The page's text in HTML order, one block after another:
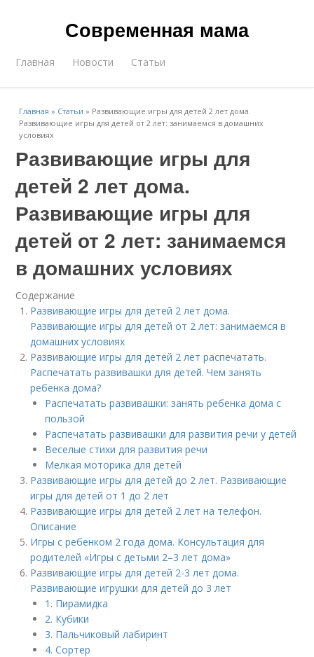
Современная мама
Главная Новости Статьи
Главная » Статьи » Развивающие игры для детей 2 лет дома.
Развивающие игры для детей от 2 лет: занимаемся в домашних
условиях
Развивающие игры для
детей 2 лет дома.
Развивающие игры для
детей от 2 лет: занимаемся
в домашних условиях
Содержание
Развивающие игры для детей 2 лет дома.
Развивающие игры для детей от 2 лет: занимаемся в
домашних условиях
Развивающие игры для детей 2 лет распечатать.
Распечатать развивашки для детей. Чем занять
ребенка дома?
Распечатать развивашки: занять ребенка дома с
пользой
Распечатать развивашки для развития речи у детей
Веселые стихи для развития речи
Мелкая моторика для детей
Развивающие игры для детей до 2 лет. Развивающие
игры для детей от 1 до 2 лет
Развивающие игры для детей 2 лет на телефон.
Описание
Игры с ребенком 2 года дома. Консультация для
родителей «Игры с детьми 2–3 лет дома»
Развивающие игры для детей 2-3 лет дома.
Развивающие игрушки для детей до 3 лет
1. Пирамидка
2. Кубики
3. Пальчиковый лабиринт
4. Сортер